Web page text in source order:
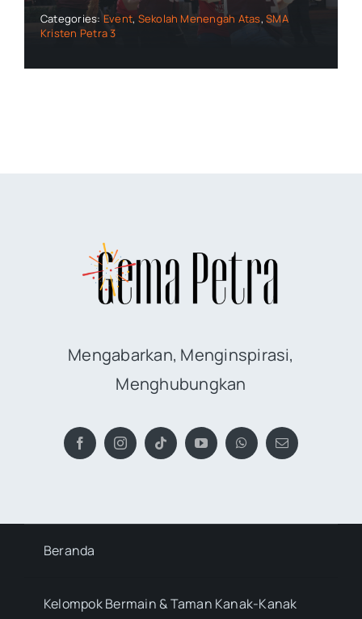
Categories: Event, Sekolah Menengah Atas,SMA
Kristen Petra 3
Mengabarkan, Menginspirasi,
Menghubungkan
Beranda
Kelompok Bermain & Taman Kanak-Kanak